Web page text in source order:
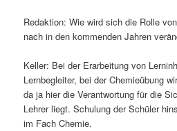
Redaktion: Wie wird sich die Rolle
nach in den kommenden Jahren
Keller: Bei der Erarbeitung von
Lernbegleiter, bei der Chemieübung
da ja hier die Verantwortung für die
Lehrer liegt. Schulung der Schüler
im Fach Chemie.